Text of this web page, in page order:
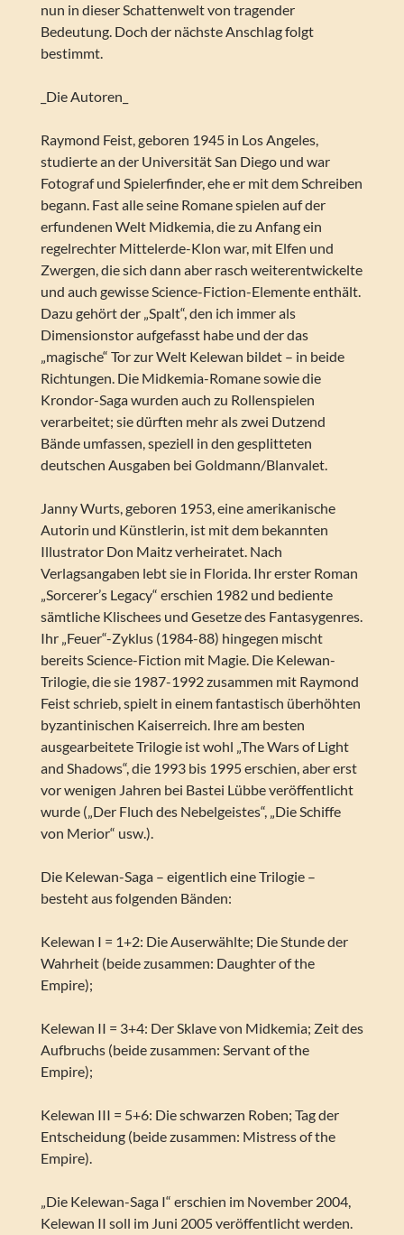
nun in dieser Schattenwelt von tragender
Bedeutung. Doch der nächste Anschlag folgt
bestimmt.
_Die Autoren_
Raymond Feist, geboren 1945 in Los Angeles,
studierte an der Universität San Diego und war
Fotograf und Spielerfinder, ehe er mit dem Schreiben
begann. Fast alle seine Romane spielen auf der
erfundenen Welt Midkemia, die zu Anfang ein
regelrechter Mittelerde-Klon war, mit Elfen und
Zwergen, die sich dann aber rasch weiterentwickelte
und auch gewisse Science-Fiction-Elemente enthält.
Dazu gehört der „Spalt“, den ich immer als
Dimensionstor aufgefasst habe und der das
„magische“ Tor zur Welt Kelewan bildet – in beide
Richtungen. Die Midkemia-Romane sowie die
Krondor-Saga wurden auch zu Rollenspielen
verarbeitet; sie dürften mehr als zwei Dutzend
Bände umfassen, speziell in den gesplitteten
deutschen Ausgaben bei Goldmann/Blanvalet.
Janny Wurts, geboren 1953, eine amerikanische
Autorin und Künstlerin, ist mit dem bekannten
Illustrator Don Maitz verheiratet. Nach
Verlagsangaben lebt sie in Florida. Ihr erster Roman
„Sorcerer’s Legacy“ erschien 1982 und bediente
sämtliche Klischees und Gesetze des Fantasygenres.
Ihr „Feuer“-Zyklus (1984-88) hingegen mischt
bereits Science-Fiction mit Magie. Die Kelewan-
Trilogie, die sie 1987-1992 zusammen mit Raymond
Feist schrieb, spielt in einem fantastisch überhöhten
byzantinischen Kaiserreich. Ihre am besten
ausgearbeitete Trilogie ist wohl „The Wars of Light
and Shadows“, die 1993 bis 1995 erschien, aber erst
vor wenigen Jahren bei Bastei Lübbe veröffentlicht
wurde („Der Fluch des Nebelgeistes“, „Die Schiffe
von Merior“ usw.).
Die Kelewan-Saga – eigentlich eine Trilogie –
besteht aus folgenden Bänden:
Kelewan I = 1+2: Die Auserwählte; Die Stunde der
Wahrheit (beide zusammen: Daughter of the
Empire);
Kelewan II = 3+4: Der Sklave von Midkemia; Zeit des
Aufbruchs (beide zusammen: Servant of the
Empire);
Kelewan III = 5+6: Die schwarzen Roben; Tag der
Entscheidung (beide zusammen: Mistress of the
Empire).
„Die Kelewan-Saga I“ erschien im November 2004,
Kelewan II soll im Juni 2005 veröffentlicht werden.